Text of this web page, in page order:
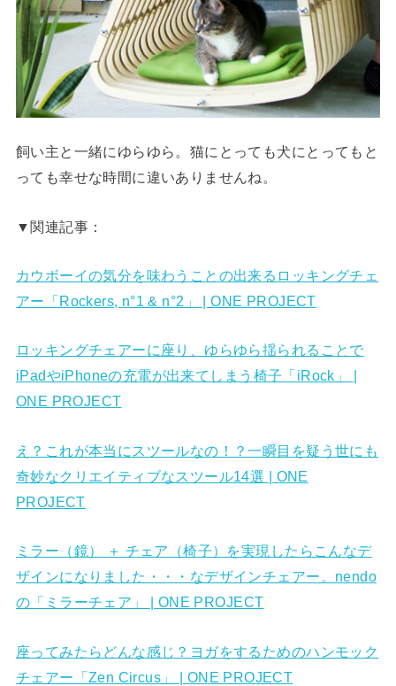
飼い主と一緒にゆらゆら。猫にとっても犬にとってもと
っても幸せな時間に違いありませんね。
▼関連記事：
カウボーイの気分を味わうことの出来るロッキングチェ
アー「Rockers, n°1 & n°2」 | ONE PROJECT
ロッキングチェアーに座り、ゆらゆら揺られることで
iPadやiPhoneの充電が出来てしまう椅子「iRock」 |
ONE PROJECT
え？これが本当にスツールなの！？一瞬目を疑う世にも
奇妙なクリエイティブなスツール14選 | ONE
PROJECT
ミラー（鏡） ＋ チェア（椅子）を実現したらこんなデ
ザインになりました・・・なデザインチェアー。nendo
の「ミラーチェア」 | ONE PROJECT
座ってみたらどんな感じ？ヨガをするためのハンモック
チェアー「Zen Circus」 | ONE PROJECT